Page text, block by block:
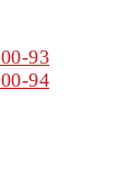
93
94